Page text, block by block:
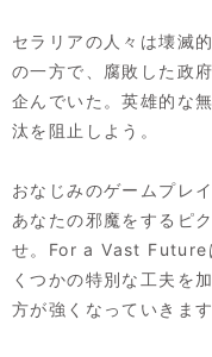
セラリアの人々は壊滅
の一方で、腐敗した政
企んでいた。英雄的な
汰を阻止しよう。
おなじみのゲームプレイ
あなたの邪魔をするピ
せ。For a Vast Future
くつかの特別な工夫を
方が強くなっていきます